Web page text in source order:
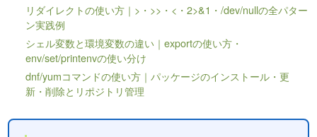
リダイレクトの使い方｜>・>>・<・2>&1・/dev/nullの全パター
ン実践例
シェル変数と環境変数の違い｜exportの使い方・
env/set/printenvの使い分け
dnf/yumコマンドの使い方｜パッケージのインストール・更
新・削除とリポジトリ管理